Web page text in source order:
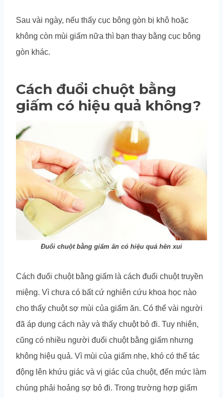
Sau vài ngày, nếu thấy cục bông gòn bị khô hoặc
không còn mùi giấm nữa thì bạn thay bằng cục bông
gòn khác.
Cách đuổi chuột bằng
giấm có hiệu quả không?
Đuổi chuột bằng giấm ăn có hiệu quả hên xui
Cách đuổi chuột bằng giấm là cách đuổi chuột truyền
miệng. Vì chưa có bất cứ nghiên cứu khoa học nào
cho thấy chuột sợ mùi của giấm ăn. Có thể vài người
đã áp dụng cách này và thấy chuột bỏ đi. Tuy nhiên,
cũng có nhiều người đuổi chuột bằng giấm nhưng
không hiệu quả. Vì mùi của giấm nhẹ, khó có thể tác
động lên khứu giác và vị giác của chuột, đến mức làm
chúng phải hoảng sợ bỏ đi. Trong trường hợp giấm